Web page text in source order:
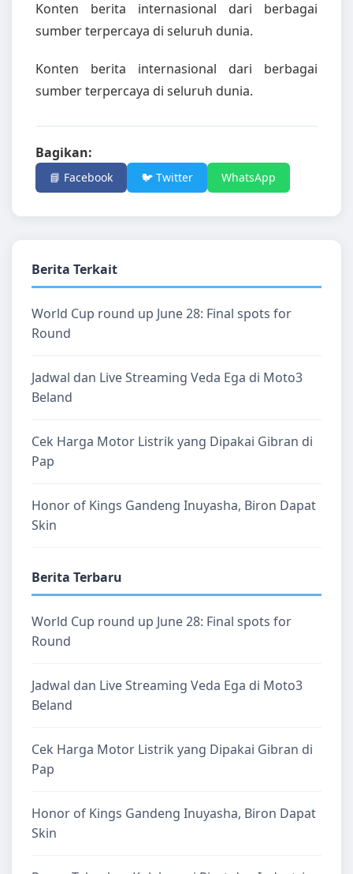
Konten berita internasional dari berbagai
sumber terpercaya di seluruh dunia.
Konten berita internasional dari berbagai
sumber terpercaya di seluruh dunia.
Bagikan:
📘 Facebook 🐦 Twitter WhatsApp
Berita Terkait
World Cup round up June 28: Final spots for
Round
Jadwal dan Live Streaming Veda Ega di Moto3
Beland
Cek Harga Motor Listrik yang Dipakai Gibran di
Pap
Honor of Kings Gandeng Inuyasha, Biron Dapat
Skin
Berita Terbaru
World Cup round up June 28: Final spots for
Round
Jadwal dan Live Streaming Veda Ega di Moto3
Beland
Cek Harga Motor Listrik yang Dipakai Gibran di
Pap
Honor of Kings Gandeng Inuyasha, Biron Dapat
Skin